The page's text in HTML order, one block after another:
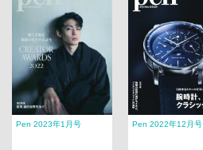
Pen 2023年1月号 Pen 2022年12月号